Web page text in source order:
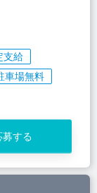
支給
車場無料
募する